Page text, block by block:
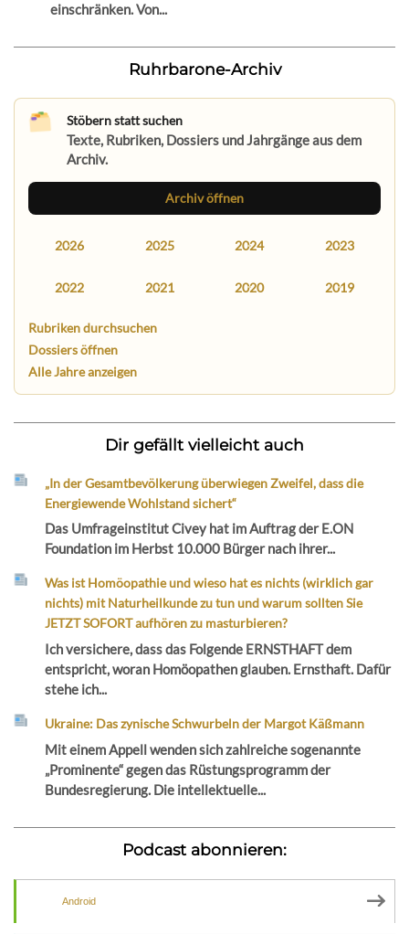
einschränken. Von...
Ruhrbarone-Archiv
Stöbern statt suchen
Texte, Rubriken, Dossiers und Jahrgänge aus dem
Archiv.
Archiv öffnen
2026 2025 2024 2023
2022 2021 2020 2019
Rubriken durchsuchen
Dossiers öffnen
Alle Jahre anzeigen
Dir gefällt vielleicht auch
„In der Gesamtbevölkerung überwiegen Zweifel, dass die
Energiewende Wohlstand sichert“
Das Umfrageinstitut Civey hat im Auftrag der E.ON
Foundation im Herbst 10.000 Bürger nach ihrer...
Was ist Homöopathie und wieso hat es nichts (wirklich gar
nichts) mit Naturheilkunde zu tun und warum sollten Sie
JETZT SOFORT aufhören zu masturbieren?
Ich versichere, dass das Folgende ERNSTHAFT dem
entspricht, woran Homöopathen glauben. Ernsthaft. Dafür
stehe ich...
Ukraine: Das zynische Schwurbeln der Margot Käßmann
Mit einem Appell wenden sich zahlreiche sogenannte
„Prominente“ gegen das Rüstungsprogramm der
Bundesregierung. Die intellektuelle...
Podcast abonnieren:
Android